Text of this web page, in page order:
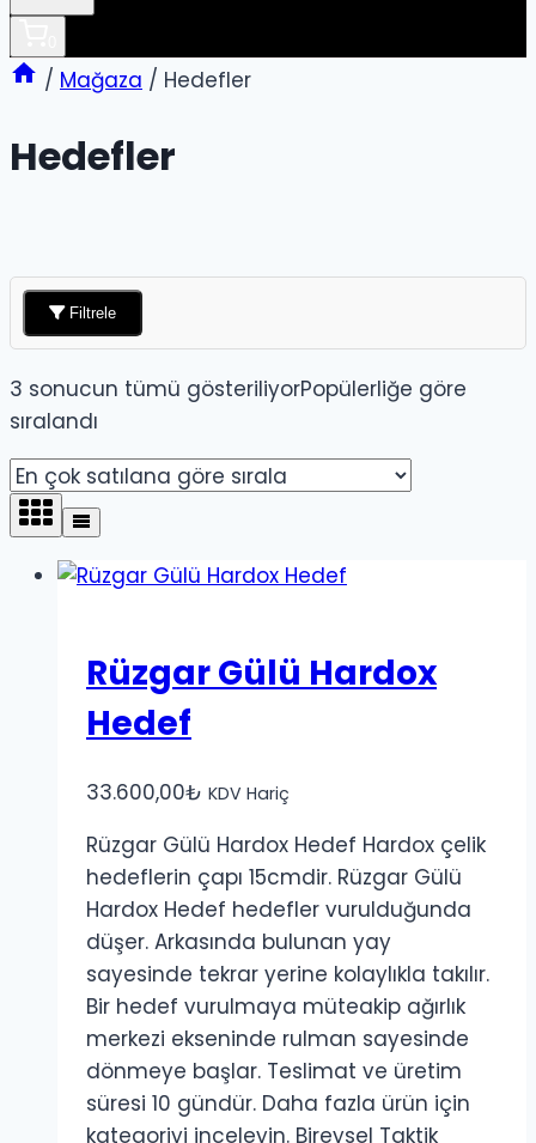
/ Mağaza / Hedefler
Hedefler
Filtrele
3 sonucun tümü gösteriliyorPopülerliğe göre
sıralandı
Rüzgar Gülü Hardox
Hedef
33.600,00₺ KDV Hariç
Rüzgar Gülü Hardox Hedef Hardox çelik
hedeflerin çapı 15cmdir. Rüzgar Gülü
Hardox Hedef hedefler vurulduğunda
düşer. Arkasında bulunan yay
sayesinde tekrar yerine kolaylıkla takılır.
Bir hedef vurulmaya müteakip ağırlık
merkezi ekseninde rulman sayesinde
dönmeye başlar. Teslimat ve üretim
süresi 10 gündür. Daha fazla ürün için
kategoriyi inceleyin. Bireysel Taktik